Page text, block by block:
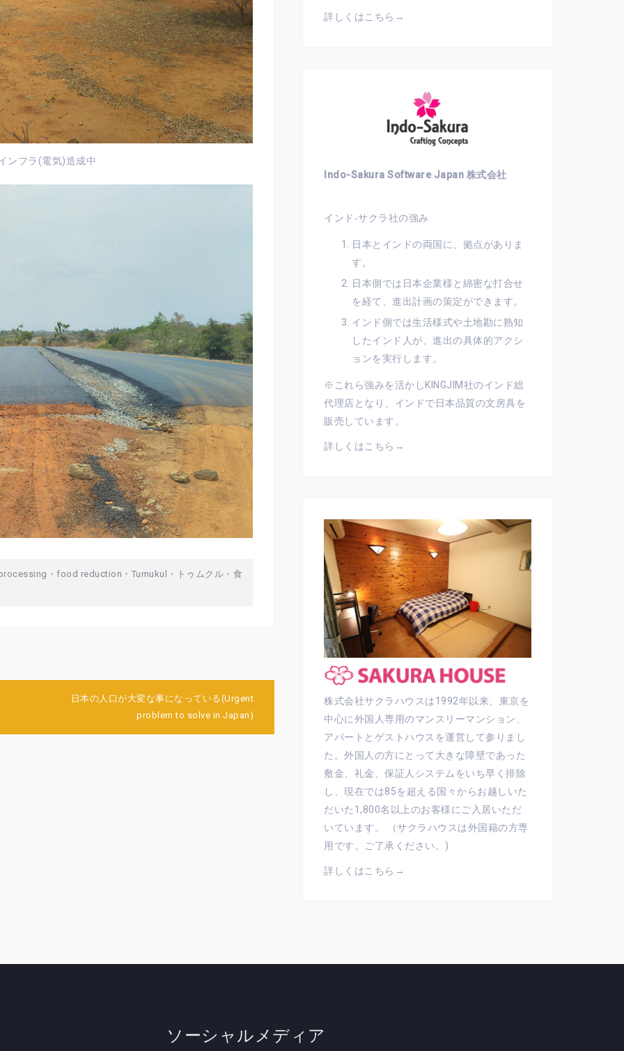
ンフラ(電気)造成中
・ food reduction ・ Tumukul ・ トゥムクル ・ 食
日本の人口が大変な事になっている(Urgent
problem to solve in Japan)
詳しくはこちら→
Indo-Sakura Software Japan 株式会社
インド‐サクラ社の強み
日本とインドの両国に、拠点がありま
す。
日本側では日本企業様と綿密な打合せ
を経て、進出計画の策定ができます。
インド側では生活様式や土地勘に熟知
したインド人が、進出の具体的アクシ
ョンを実行します。
※これら強みを活かしKINGJIM社のインド総
代理店となり、インドで日本品質の文房具を
販売しています。
詳しくはこちら→
株式会社サクラハウスは1992年以来、東京を
中心に外国人専用のマンスリーマンション、
アパートとゲストハウスを運営して参りまし
た。外国人の方にとって大きな障壁であった
敷金、礼金、保証人システムをいち早く排除
し、現在では85を超える国々からお越しいた
だいた1,800名以上のお客様にご入居いただ
いています。 （サクラハウスは外国籍の方専
用です。ご了承ください。)
詳しくはこちら→
ソーシャルメディア